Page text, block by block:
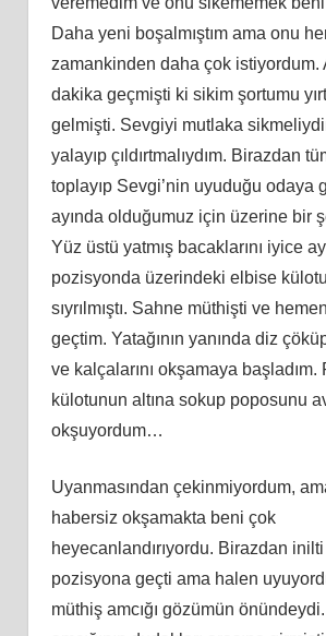
Daha yeni boşalmıştım ama onu
zamankinden daha çok istiyordum.
dakika geçmişti ki sikim şortumu
gelmişti. Sevgiyi mutlaka
yalayıp çıldırtmalıydım. Birazdan
toplayıp Sevgi’nin uyuduğu odaya
ayında olduğumuz için üzerine bir
Yüz üstü yatmış bacaklarını iyice
pozisyonda üzerindeki elbise
sıyrılmıştı. Sahne müthişti ve
geçtim. Yatağının yanında diz
ve kalçalarını okşamaya başladım.
külotunun altına sokup poposunu
okşuyordum…
Uyanmasından çekinmiyordum,
habersiz okşamakta beni çok
heyecanlandırıyordu. Birazdan inilti
pozisyona geçti ama halen
müthiş amcığı gözümün